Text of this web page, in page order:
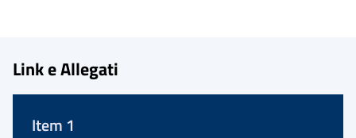
Link e Allegati
Item 1